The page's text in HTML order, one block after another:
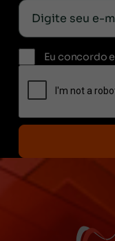
Eu concordo